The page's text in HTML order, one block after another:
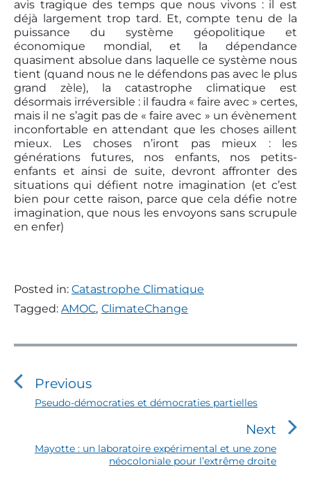
avis tragique des temps que nous vivons : il est
déjà largement trop tard. Et, compte tenu de la
puissance du système géopolitique et
économique mondial, et la dépendance
quasiment absolue dans laquelle ce système nous
tient (quand nous ne le défendons pas avec le plus
grand zèle), la catastrophe climatique est
désormais irréversible : il faudra « faire avec » certes,
mais il ne s’agit pas de « faire avec » un évènement
inconfortable en attendant que les choses aillent
mieux. Les choses n’iront pas mieux : les
générations futures, nos enfants, nos petits-
enfants et ainsi de suite, devront affronter des
situations qui défient notre imagination (et c’est
bien pour cette raison, parce que cela défie notre
imagination, que nous les envoyons sans scrupule
en enfer)
Posted in: Catastrophe Climatique
Tagged: AMOC, ClimateChange
N
v
Previous
P
v
i
Pseudo-démocraties et démocraties partielles
Next
N
e
Mayotte : un laboratoire expérimental et une zone
néocoloniale pour l’extrême droite